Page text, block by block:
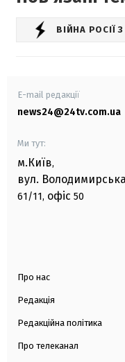
ВІЙНА РОСІЇ
E-mail редакції
news24@24tv.com.ua
Ми тут:
м.Київ,
вул. Володимирська
61/11, офіс 50
Про нас
Редакція
Редакційна політика
Про телеканал